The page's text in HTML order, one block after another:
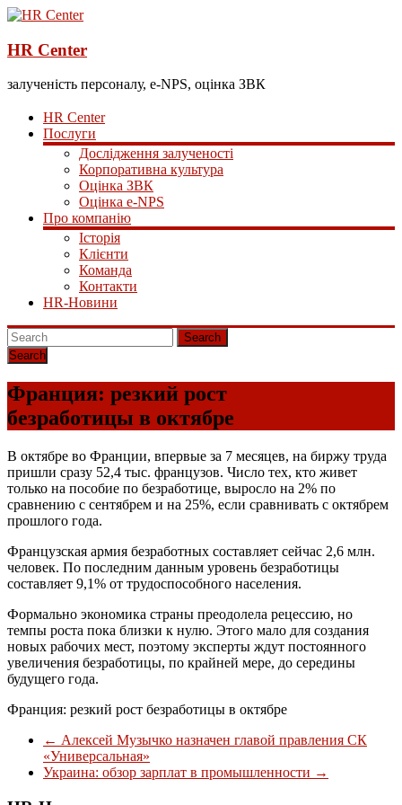
HR Center
залученість персоналу, e-NPS, оцінка ЗВК
HR Center
Послуги
Дослідження залученості
Корпоративна культура
Оцінка ЗВК
Оцінка e-NPS
Про компанію
Історія
Клієнти
Команда
Контакти
HR-Новини
Search
Франция: резкий рост
безработицы в октябре
В октябре во Франции, впервые за 7 месяцев, на биржу труда
пришли сразу 52,4 тыс. французов. Число тех, кто живет
только на пособие по безработице, выросло на 2% по
сравнению с сентябрем и на 25%, если сравнивать с октябрем
прошлого года.
Французская армия безработных составляет сейчас 2,6 млн.
человек. По последним данным уровень безработицы
составляет 9,1% от трудоспособного населения.
Формально экономика страны преодолела рецессию, но
темпы роста пока близки к нулю. Этого мало для создания
новых рабочих мест, поэтому эксперты ждут постоянного
увеличения безработицы, по крайней мере, до середины
будущего года.
Франция: резкий рост безработицы в октябре
← Алексей Музычко назначен главой правления СК
«Универсальная»
Украина: обзор зарплат в промышленности →